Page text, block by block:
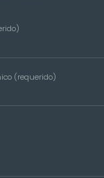
(requerido)